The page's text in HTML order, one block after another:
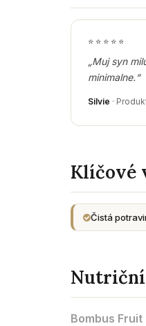
⭐ ⭐ ⭐ ⭐ ⭐
„Muj syn
minimalne.“
Silvie ·
Klíčové
Čistá
Bombus Fruit